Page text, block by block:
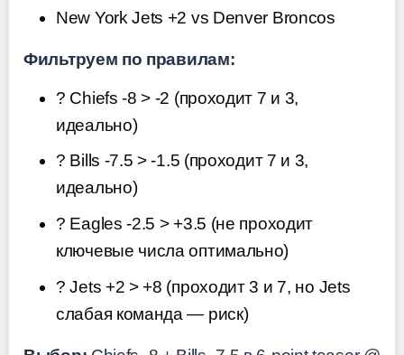
New York Jets +2 vs Denver Broncos
Фильтруем по правилам:
? Chiefs -8 > -2 (проходит 7 и 3,
идеально)
? Bills -7.5 > -1.5 (проходит 7 и 3,
идеально)
? Eagles -2.5 > +3.5 (не проходит
ключевые числа оптимально)
? Jets +2 > +8 (проходит 3 и 7, но Jets
слабая команда — риск)